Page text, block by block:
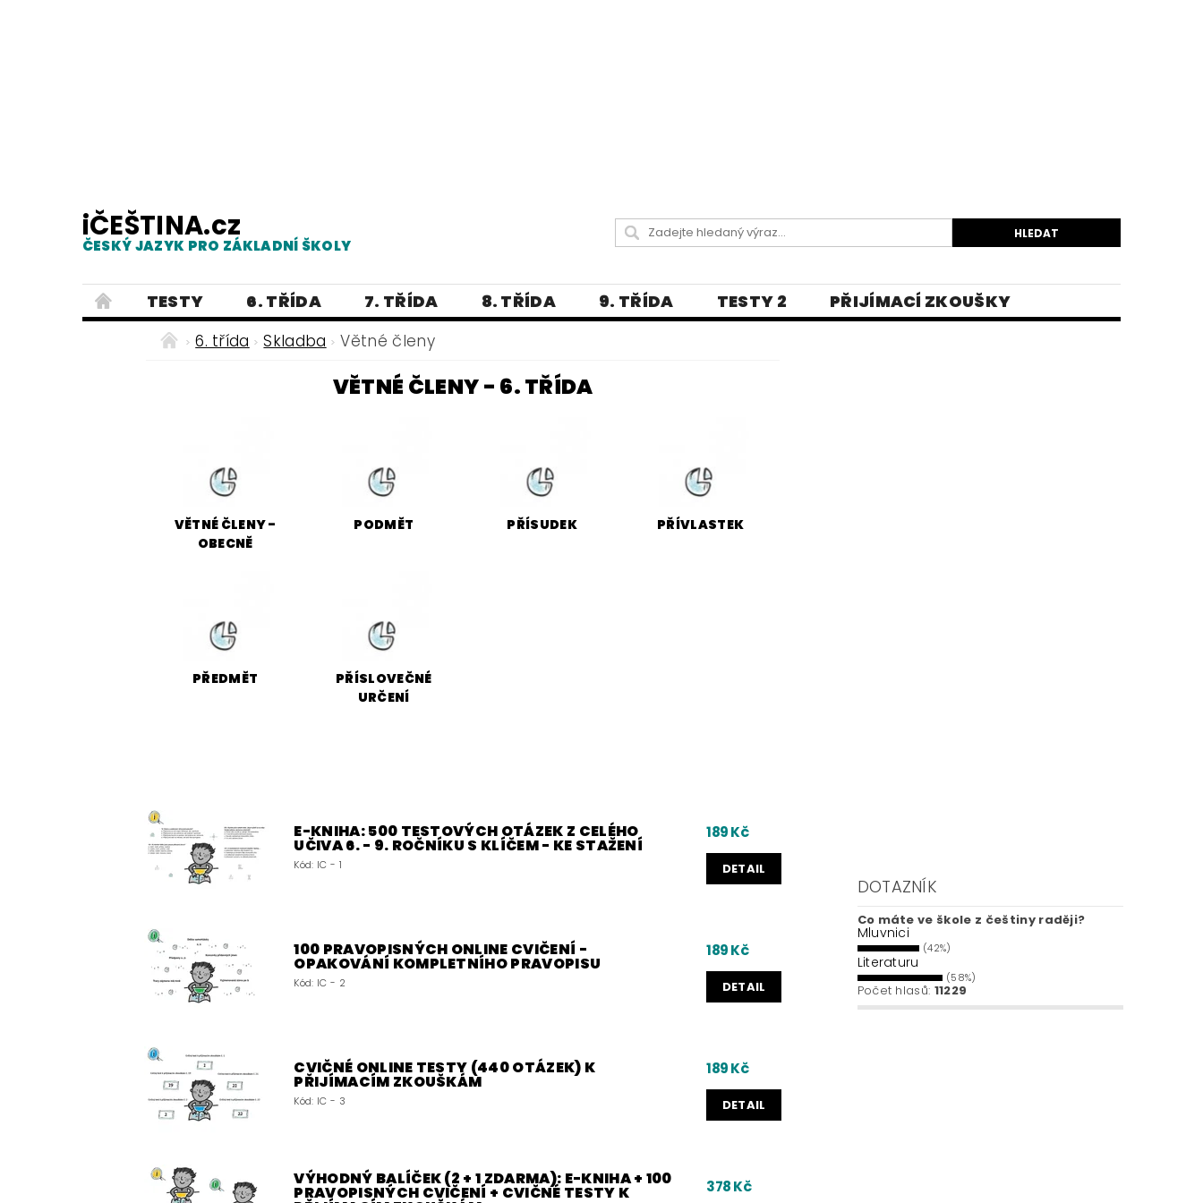
iČEŠTINA.cz
ČESKÝ JAZYK PRO ZÁKLADNÍ ŠKOLY
TESTY 6. TŘÍDA 7. TŘÍDA 8. TŘÍDA 9. TŘÍDA TESTY 2
PŘIJÍMACÍ ZKOUŠKY
PRAVOPIS
PRACOVNÍ LISTY LITERATURA
ČEŠTINA PRO UKRAJINCE - ЧЕСЬКА МОВА ДЛЯ УКРАЇНЦІВ
O NAŠICH STRÁNKÁCH
6. třída Skladba Větné členy
VĚTNÉ ČLENY - 6. TŘÍDA
VĚTNÉ ČLENY -
OBECNĚ
PODMĚT PŘÍSUDEK PŘÍVLASTEK
PŘEDMĚT
PŘÍSLOVEČNÉ
URČENÍ
E-KNIHA: 500 TESTOVÝCH OTÁZEK Z CELÉHO
UČIVA 6. - 9. ROČNÍKU S KLÍČEM - KE STAŽENÍ
Kód: IC - 1
189 Kč
DETAIL
100 PRAVOPISNÝCH ONLINE CVIČENÍ -
OPAKOVÁNÍ KOMPLETNÍHO PRAVOPISU
Kód: IC - 2
189 Kč
DETAIL
CVIČNÉ ONLINE TESTY (440 OTÁZEK) K
PŘIJÍMACÍM ZKOUŠKÁM
Kód: IC - 3
189 Kč
DETAIL
VÝHODNÝ BALÍČEK (2 + 1 ZDARMA): E-KNIHA + 100
PRAVOPISNÝCH CVIČENÍ + CVIČNÉ TESTY K 378 Kč
DOTAZNÍK
Co máte ve škole z češtiny raději?
Mluvnici
(42%)
Literaturu
(58%)
Počet hlasů: 11229